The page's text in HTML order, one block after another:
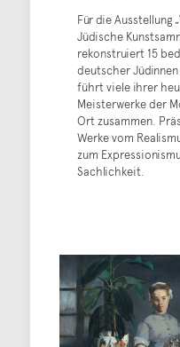
Für die Ausstellung
Jüdische
rekonstruiert 15
deutscher
führt viele ihrer
Meisterwerke der
Ort zusammen.
Werke vom
zum
Sachlichkeit.